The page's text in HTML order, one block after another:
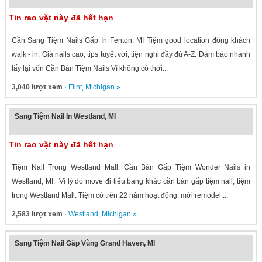
Tin rao vặt này đã hết hạn
Cần Sang Tiệm Nails Gấp In Fenton, MI Tiệm good location đông khách
walk - in. Giá nails cao, tips tuyệt vời, tiện nghi đầy đủ A-Z. Đảm bảo nhanh
lấy lại vốn Cần Bán Tiệm Nails Vì không có thời...
3,040 lượt xem · Flint, Michigan »
Sang Tiệm Nail In Westland, MI
Tin rao vặt này đã hết hạn
Tiệm Nail Trong Westland Mall. Cần Bán Gấp Tiệm Wonder Nails in
Westland, MI. Vì lý do move đi tiểu bang khác cần bán gấp tiệm nail, tiệm
trong Westland Mall. Tiệm có trên 22 năm hoạt động, mới remodel....
2,583 lượt xem · Westland , Michigan »
Sang Tiệm Nail Gấp Vùng Grand Haven, MI